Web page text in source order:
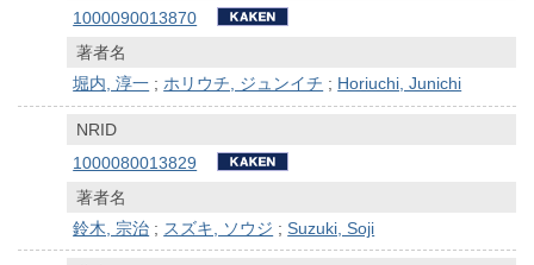
1000090013870
著者名
堀内, 淳一 ;ホリウチ, ジュンイチ ; Horiuchi, Junichi
NRID
1000080013829
著者名
鈴木, 宗治 ; スズキ, ソウジ ;Suzuki, Soji